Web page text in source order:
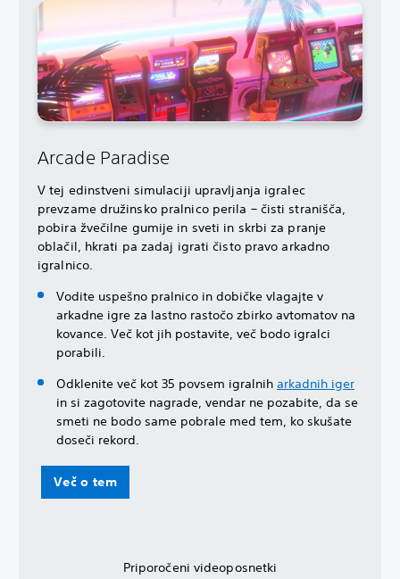
Arcade Paradise
V tej edinstveni simulaciji upravljanja igralec
prevzame družinsko pralnico perila – čisti stranišča,
pobira žvečilne gumije in sveti in skrbi za pranje
oblačil, hkrati pa zadaj igrati čisto pravo arkadno
igralnico.
Vodite uspešno pralnico in dobičke vlagajte v
arkadne igre za lastno rastočo zbirko avtomatov na
kovance. Več kot jih postavite, več bodo igralci
porabili.
Odklenite več kot 35 povsem igralnih arkadnih iger
in si zagotovite nagrade, vendar ne pozabite, da se
smeti ne bodo same pobrale med tem, ko skušate
doseči rekord.
Več o tem
Priporočeni videoposnetki